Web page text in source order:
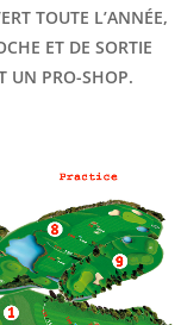
TOUTE L’ANNÉE,
ET DE SORTIE
UN PRO-SHOP.